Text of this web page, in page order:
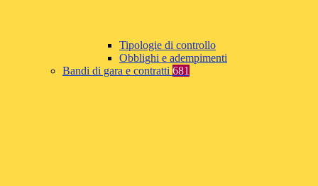
Tipologie di controllo
Obblighi e adempimenti
Bandi di gara e contratti 681